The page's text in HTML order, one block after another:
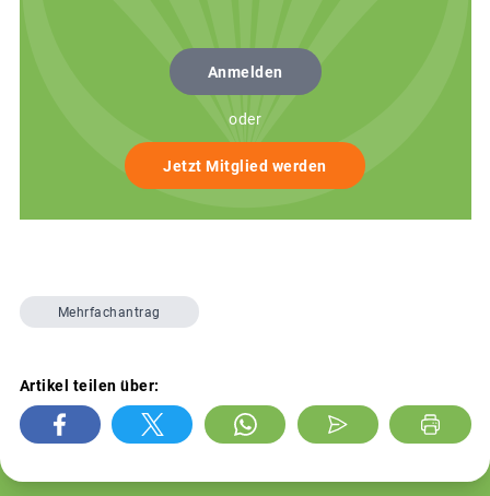
Anmelden
oder
Jetzt Mitglied werden
Mehrfachantrag
Artikel teilen über: